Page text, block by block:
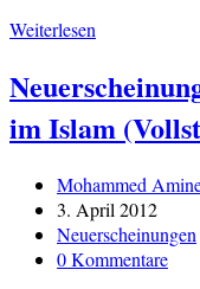
Weiterlesen
für
Kinder
im Islam
Beitrags-
Autor:
Mohammed
Beitrag
veröffentlicht:
3. April 2012
Beitrags-
Kategorie:
Neuerscheinungen
Beitrags-
0 Kommentare